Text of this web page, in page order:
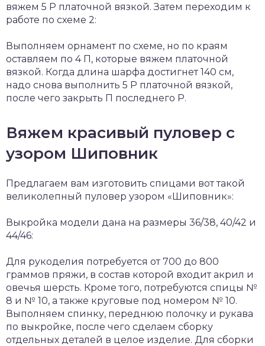
вяжем 5 Р платочной вязкой. Затем переходим к
работе по схеме 2:
Выполняем орнамент по схеме, но по краям
оставляем по 4 П, которые вяжем платочной
вязкой. Когда длина шарфа достигнет 140 см,
надо снова выполнить 5 Р платочной вязкой,
после чего закрыть П последнего Р.
Вяжем красивый пуловер с
узором Шиповник
Предлагаем вам изготовить спицами вот такой
великолепный пуловер узором «Шиповник»:
Выкройка модели дана на размеры 36/38, 40/42 и
44/46:
Для рукоделия потребуется от 700 до 800
граммов пряжи, в состав которой входит акрил и
овечья шерсть. Кроме того, потребуются спицы №
8 и № 10, а также круговые под номером № 10.
Выполняем спинку, переднюю полочку и рукава
по выкройке, после чего сделаем сборку
отдельных деталей в целое изделие. Для сборки